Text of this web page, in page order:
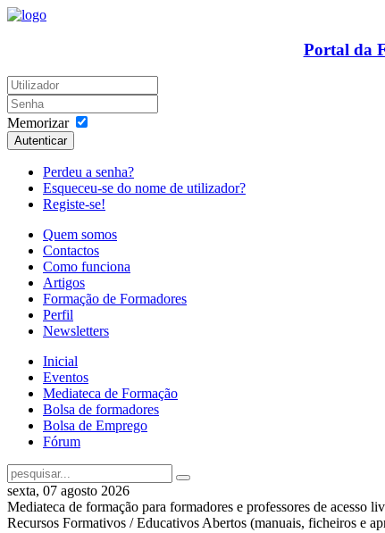
Portal da
Memorizar
Autenticar
Perdeu a senha?
Esqueceu-se do nome de utilizador?
Registe-se!
Quem somos
Contactos
Como funciona
Artigos
Formação de Formadores
Perfil
Newsletters
Inicial
Eventos
Mediateca de Formação
Bolsa de formadores
Bolsa de Emprego
Fórum
sexta, 07 agosto 2026
Mediateca de formação para formadores e professores de acesso
Recursos Formativos / Educativos Abertos (manuais, ficheiros e